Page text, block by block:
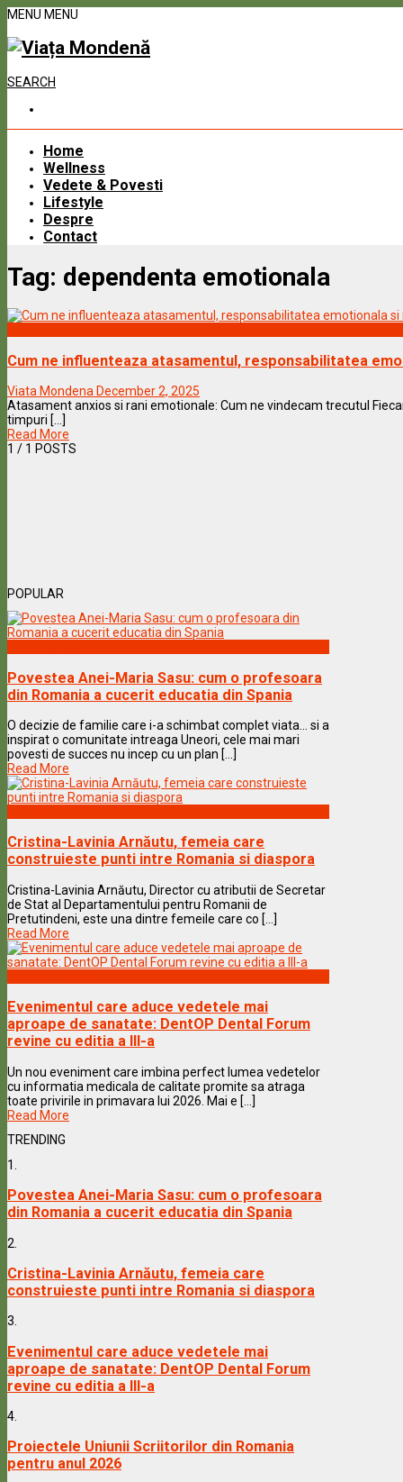
MENU MENU
SEARCH
Home
Wellness
Vedete & Povesti
Lifestyle
Despre
Contact
Tag: dependenta emotionala
Cum ne influenteaza atasamentul, responsabilitatea
Viata Mondena December 2, 2025
Atasament anxios si rani emotionale: Cum ne vindecam trecutul
timpuri [...]
Read More
1 / 1 POSTS
POPULAR
Povestea Anei-Maria Sasu: cum o profesoara
din Romania a cucerit educatia din Spania
O decizie de familie care i-a schimbat complet viata… si a
inspirat o comunitate intreaga Uneori, cele mai mari
povesti de succes nu incep cu un plan [...]
Read More
Cristina-Lavinia Arnăutu, femeia care
construieste punti intre Romania si diaspora
Cristina-Lavinia Arnăutu, Director cu atributii de Secretar
de Stat al Departamentului pentru Romanii de
Pretutindeni, este una dintre femeile care co [...]
Read More
Evenimentul care aduce vedetele mai
aproape de sanatate: DentOP Dental Forum
revine cu editia a III-a
Un nou eveniment care imbina perfect lumea vedetelor
cu informatia medicala de calitate promite sa atraga
toate privirile in primavara lui 2026. Mai e [...]
Read More
TRENDING
1.
Povestea Anei-Maria Sasu: cum o profesoara
din Romania a cucerit educatia din Spania
2.
Cristina-Lavinia Arnăutu, femeia care
construieste punti intre Romania si diaspora
3.
Evenimentul care aduce vedetele mai
aproape de sanatate: DentOP Dental Forum
revine cu editia a III-a
4.
Proiectele Uniunii Scriitorilor din Romania
pentru anul 2026